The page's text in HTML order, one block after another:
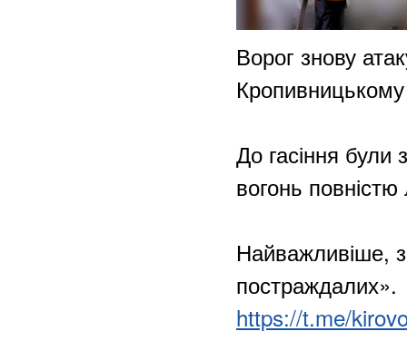
Ворог знову
До гасіння були
вогонь повністю
Найважливіше,
постраждалих».
https://t.me/